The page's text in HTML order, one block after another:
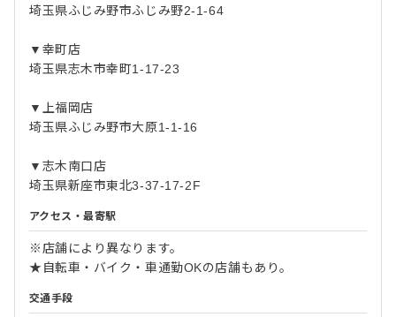
埼玉県ふじみ野市ふじみ野2-1-64
▼幸町店
埼玉県志木市幸町1-17-23
▼上福岡店
埼玉県ふじみ野市大原1-1-16
▼志木南口店
埼玉県新座市東北3-37-17-2F
アクセス・最寄駅
※店舗により異なります。
★自転車・バイク・車通勤OKの店舗もあり。
交通手段